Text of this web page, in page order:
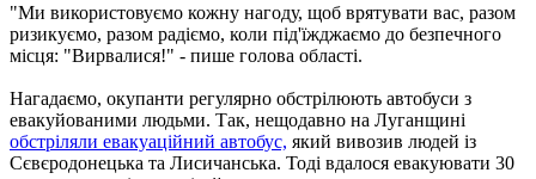
"Ми використовуємо кожну нагоду, щоб врятувати вас, разом
ризикуємо, разом радіємо, коли під'їжджаємо до безпечного
місця: "Вирвалися!" - пише голова області.
Нагадаємо, окупанти регулярно обстрілюють автобуси з
евакуйованими людьми. Так, нещодавно на Луганщині
обстріляли евакуаційний автобус, який вивозив людей із
Сєвєродонецька та Лисичанська. Тоді вдалося евакуювати 30